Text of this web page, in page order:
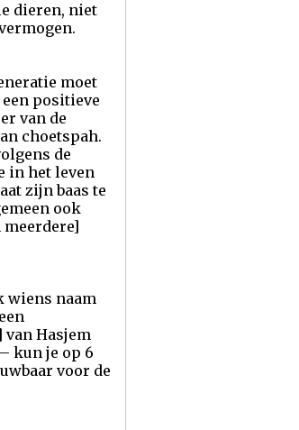
dieren, niet
moet
positieve
van de
choetspah.
de
in het leven
zijn baas te
ook
wiens naam
van Hasjem
kun je op 6
voor de